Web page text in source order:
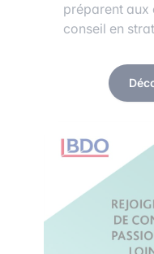
préparent aux
conseil en